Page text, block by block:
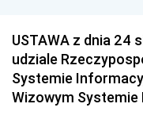
USTAWA z dnia 24
udziale
Systemie
Wizowym